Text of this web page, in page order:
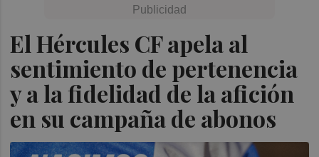
El Hércules CF apela al
sentimiento de pertenencia
y a la fidelidad de la afición
en su campaña de abonos